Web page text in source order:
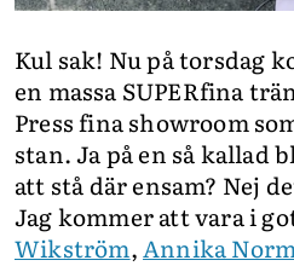
Kul sak! Nu på torsdag
en massa SUPERfina
Press fina showroom
stan. Ja på en så kallad
att stå där ensam? Nej
Jag kommer att vara i
Wikström,Annika